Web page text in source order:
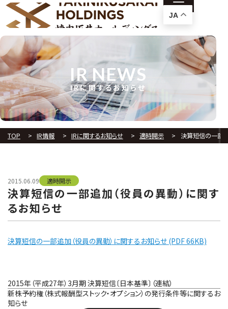
IRに関するお知らせ
IR NEWS
TOP IR情報 IRに関するお知らせ 適時開示 決算短信の一部
2015.06.09 適時開示
決算短信の一部追加（役員の異動）に関す
るお知らせ
決算短信の一部追加（役員の異動）に関するお知らせ (PDF 66KB)
投
稿
ナ
2015年（平成27年）3月期 決算短信〔日本基準〕（連結）
新株予約権（株式報酬型ストック・オプション）の発行条件等に関するお
知らせ
JA